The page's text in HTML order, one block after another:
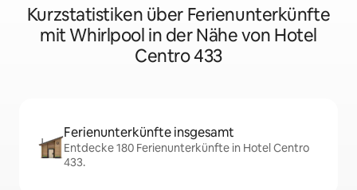
Kurzstatistiken über Ferienunterkünfte
mit Whirlpool in der Nähe von Hotel
Centro 433
Ferienunterkünfte insgesamt
Entdecke 180 Ferienunterkünfte in Hotel Centro
433.